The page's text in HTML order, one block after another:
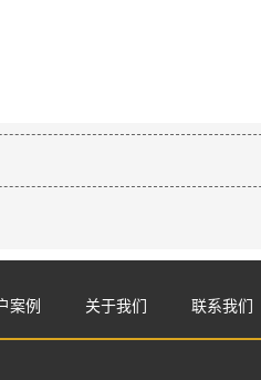
案例 关于我们 联系我们